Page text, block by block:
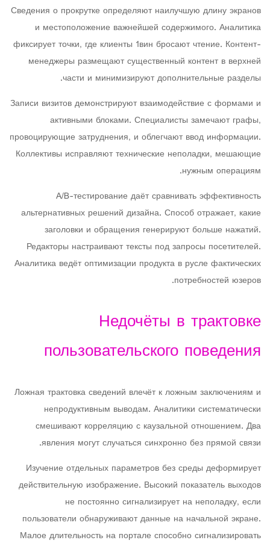
Сведения о прокрутке определяют наилучшую длину экранов
и местоположение важнейшей содержимого. Аналитика
фиксирует точки, где клиенты 1вин бросают чтение. Контент-
менеджеры размещают существенный контент в верхней
части и минимизируют дополнительные разделы.
Записи визитов демонстрируют взаимодействие с формами и
активными блоками. Специалисты замечают графы,
провоцирующие затруднения, и облегчают ввод информации.
Коллективы исправляют технические неполадки, мешающие
нужным операциям.
A/B-тестирование даёт сравнивать эффективность
альтернативных решений дизайна. Способ отражает, какие
заголовки и обращения генерируют больше нажатий.
Редакторы настраивают тексты под запросы посетителей.
Аналитика ведёт оптимизации продукта в русле фактических
потребностей юзеров.
Недочёты в трактовке
пользовательского поведения
Ложная трактовка сведений влечёт к ложным заключениям и
непродуктивным выводам. Аналитики систематически
смешивают корреляцию с каузальной отношением. Два
явления могут случаться синхронно без прямой связи.
Изучение отдельных параметров без среды деформирует
действительную изображение. Высокий показатель выходов
не постоянно сигнализирует на неполадку, если
пользователи обнаруживают данные на начальной экране.
Малое длительность на портале способно сигнализировать